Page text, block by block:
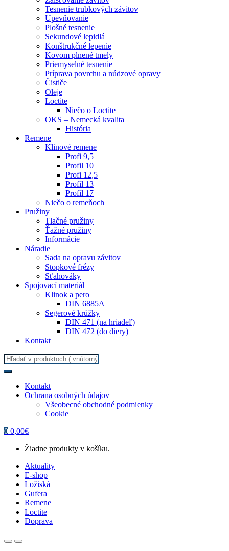
Tesnenie trubkových závitov
Upevňovanie
Plošné tesnenie
Sekundové lepidlá
Konštrukčné lepenie
Kovom plnené tmely
Priemyselné tesnenie
Príprava povrchu a núdzové opravy
Čističe
Oleje
Loctite
Niečo o Loctite
OKS – Nemecká kvalita
História
Remene
Klinové remene
Profi 9,5
Profil 10
Profi 12,5
Profil 13
Profil 17
Niečo o remeňoch
Pružiny
Tlačné pružiny
Ťažné pružiny
Informácie
Náradie
Sada na opravu závitov
Stopkové frézy
Sťahováky
Spojovací materiál
Klinok a pero
DIN 6885A
Segerové krúžky
DIN 471 (na hriadeľ)
DIN 472 (do diery)
Kontakt
Search
for:
Kontakt
Ochrana osobných údajov
Všeobecné obchodné podmienky
Cookie
0 0,00€
Žiadne produkty v košíku.
Aktuality
E-shop
Ložiská
Gufera
Remene
Loctite
Doprava